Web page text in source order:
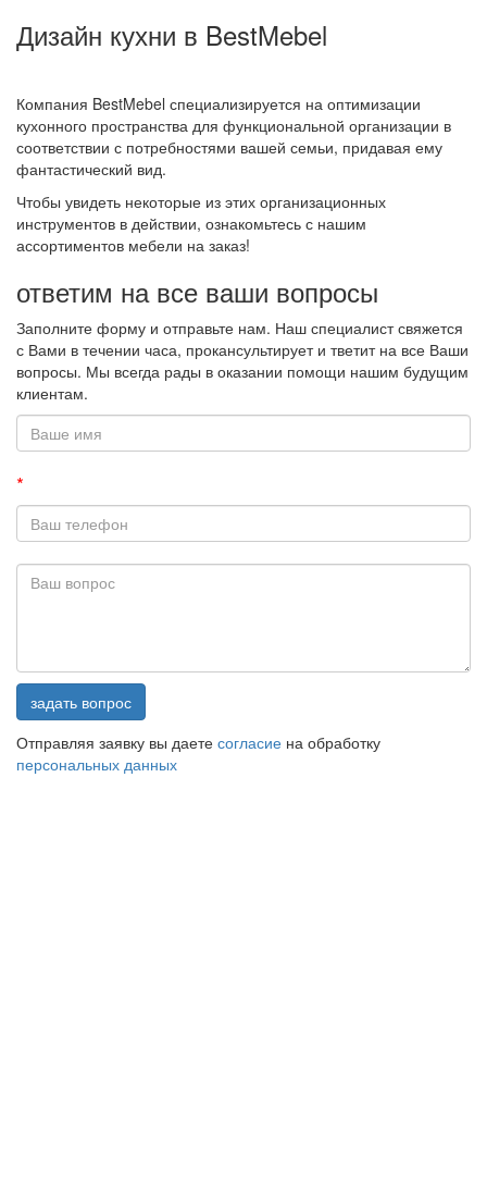
Дизайн кухни в BestMebel
Компания BestMebel специализируется на оптимизации
кухонного пространства для функциональной организации в
соответствии с потребностями вашей семьи, придавая ему
фантастический вид.
Чтобы увидеть некоторые из этих организационных
инструментов в действии, ознакомьтесь с нашим
ассортиментов мебели на заказ!
ответим на все ваши вопросы
Заполните форму и отправьте нам. Наш специалист свяжется
с Вами в течении часа, прокансультирует и тветит на все Ваши
вопросы. Мы всегда рады в оказании помощи нашим будущим
клиентам.
*
задать вопрос
Отправляя заявку вы даете согласие на обработку
персональных данных